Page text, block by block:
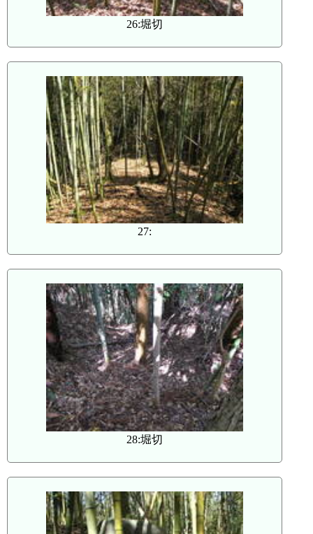
26:堀切
27:
28:堀切